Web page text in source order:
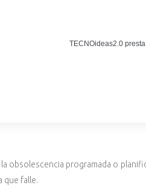
TECNOideas2.0
Noticias
obsolescencia programada o
que falle.